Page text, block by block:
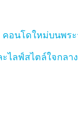
คอนโดใหม่บนพร
ลฟ์สไตล์ใจกลาง